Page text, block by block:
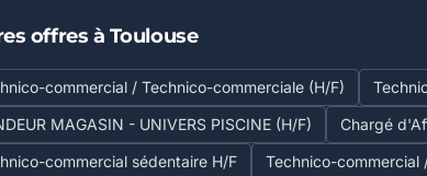
offres à Toulouse
commercial / Technico-commerciale (H/F)
MAGASIN - UNIVERS PISCINE (H/F)
Chargé
commercial sédentaire H/F
Technico-commercial